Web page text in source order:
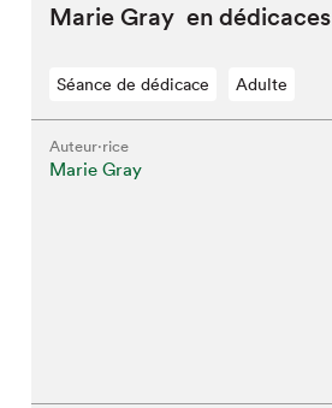
Marie Gray en dédicaces
Séance de dédicace Adulte
Auteur·rice
Marie Gray